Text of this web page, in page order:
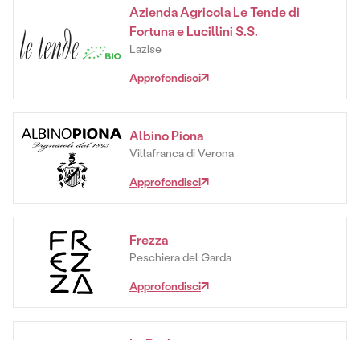
Azienda Agricola Le Tende di
Fortuna e Lucillini S.S.
Lazise
Approfondisci
Albino Piona
Villafranca di Verona
Approfondisci
Frezza
Peschiera del Garda
Approfondisci